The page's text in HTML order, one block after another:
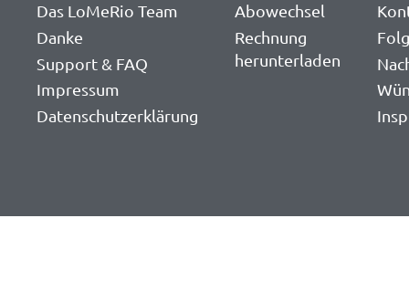
Das LoMeRio Team
Danke
Support & FAQ
Impressum
Datenschutzerklärung
Abowechsel
Rechnung
herunterladen